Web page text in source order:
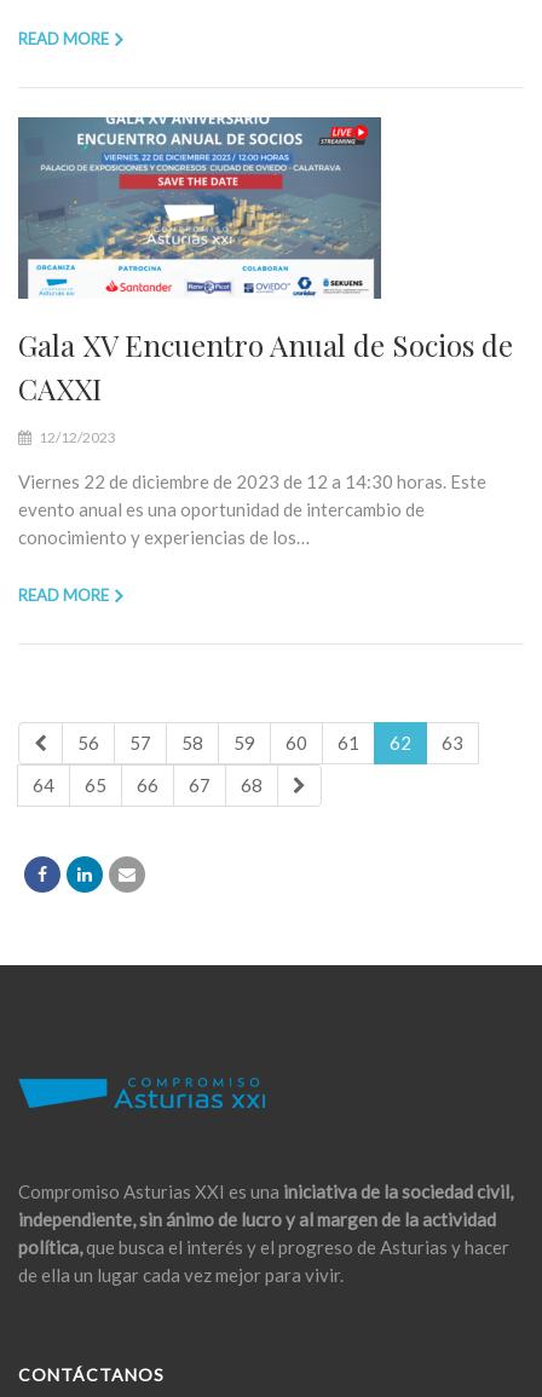
READ MORE
Gala XV Encuentro Anual de Socios de
CAXXI
12/12/2023
Viernes 22 de diciembre de 2023 de 12 a 14:30 horas. Este
evento anual es una oportunidad de intercambio de
conocimiento y experiencias de los…
READ MORE
56 57 58 59 60 61 62
63
64
65 66 67 68
Compromiso Asturias XXI es una iniciativa de la sociedad civil,
independiente, sin ánimo de lucro y al margen de la actividad
política,que busca el interés y el progreso de Asturias y hacer
de ella un lugar cada vez mejor para vivir.
CONTÁCTANOS